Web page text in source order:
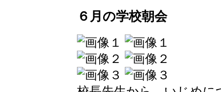
６月の学校朝会